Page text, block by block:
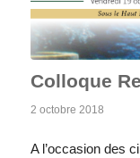
Colloque
2 octobre 2018
A l’occasion des